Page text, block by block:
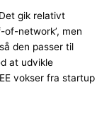
gik relativt
of-network’, men
den passer til
at udvikle
vokser fra startup